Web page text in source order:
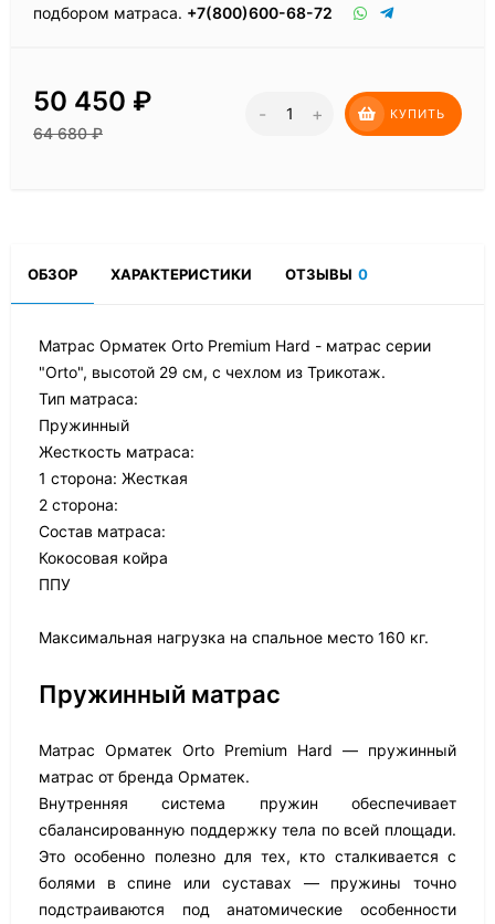
подбором матраса. +7(800)600-68-72
50 450 ₽
64 680₽
- + КУПИТЬ
ОБЗОР ХАРАКТЕРИСТИКИ ОТЗЫВЫ 0
Матрас Орматек Orto Premium Hard - матрас серии
"Orto", высотой 29 см, с чехлом из Трикотаж.
Тип матраса:
Пружинный
Жесткость матраса:
1 сторона: Жесткая
2 сторона:
Состав матраса:
Кокосовая койра
ППУ
Максимальная нагрузка на спальное место 160 кг.
Пружинный матрас
Матрас Орматек Orto Premium Hard — пружинный
матрас от бренда Орматек.
Внутренняя система пружин обеспечивает
сбалансированную поддержку тела по всей площади.
Это особенно полезно для тех, кто сталкивается с
болями в спине или суставах — пружины точно
подстраиваются под анатомические особенности